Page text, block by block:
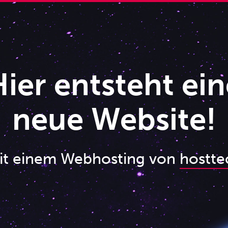
entsteht
neue Website!
einem Webhosting von